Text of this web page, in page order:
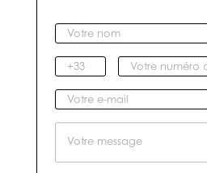
V
o
t
r
e
n
o
I
n
d
i
c
V
o
t
r
e
n
V
o
t
s